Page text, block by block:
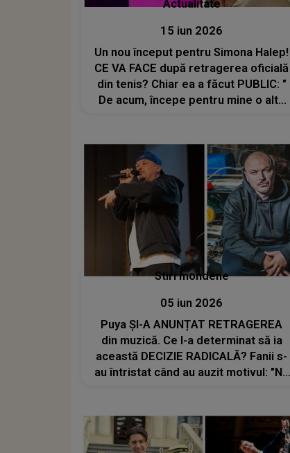
Actualitate
15 iun 2026
Un nou început pentru Simona Halep!
CE VA FACE după retragerea oficială
din tenis? Chiar ea a făcut PUBLIC: "
De acum, începe pentru mine o altă
Stiri mondene
05 iun 2026
Puya ȘI-A ANUNȚAT RETRAGEREA
din muzică. Ce l-a determinat să ia
această DECIZIE RADICALĂ? Fanii s-
au întristat când au auzit motivul: "Nu